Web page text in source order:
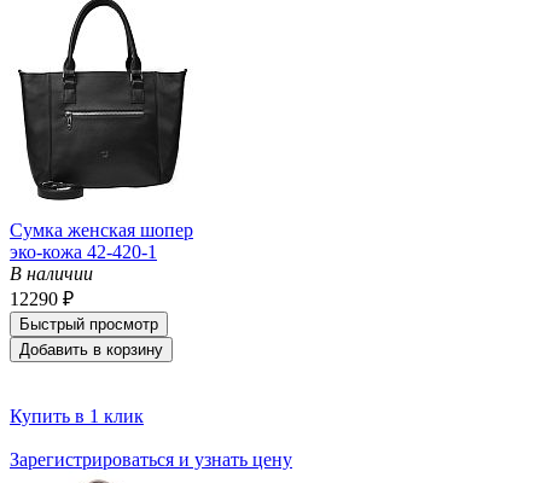
Сумка женская шопер
эко-кожа 42-420-1
В наличии
12290 ₽
Быстрый просмотр
Добавить в корзину
Купить в 1 клик
Зарегистрироваться и узнать цену